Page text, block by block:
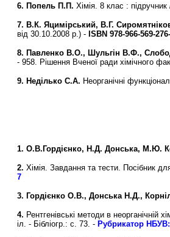
6. Попель П.П. Хімія. 8 клас :
7. В.К. Яцимірський, В.Г.
від 30.10.2008 р.) - ISBN 978-966-569-
8. Павленко В.О., Шульгін В.Ф.,
- 958. Рішення Вченої ради хімічного
9. Неділько С.А. Неорганічні
1. О.В.Гордієнко, Н.Д. Донська, М.Ю.
2. Хімія. Завдання та тести. Посібник
7
3. Гордієнко О.В., Донська Н.Д.,
4. Рентгенівські методи в неорганічній
іл. - Бібліогр.: с. 73. -Рубрикатор НБУВ: